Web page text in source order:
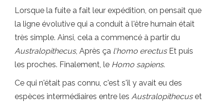
Lorsque la fuite a fait leur expédition, on pensait que
la ligne évolutive qui a conduit à l'être humain était
très simple. Ainsi, cela a commencé à partir du
Australopithecus, Après ça l'homo erectusEt puis
les proches. Finalement, le Homo sapiens.
Ce qui n'était pas connu, c'est s'il y avait eu des
espèces intermédiaires entre les Australopithecuset